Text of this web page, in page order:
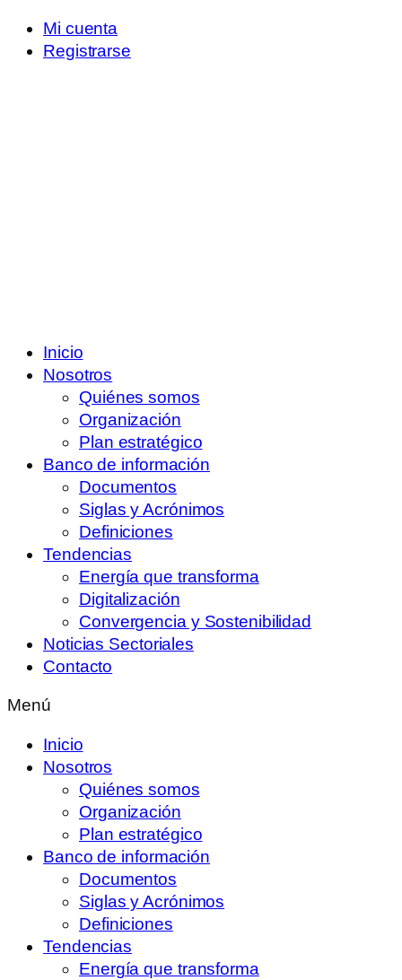
Mi cuenta
Registrarse
Inicio
Nosotros
Quiénes somos
Organización
Plan estratégico
Banco de información
Documentos
Siglas y Acrónimos
Definiciones
Tendencias
Energía que transforma
Digitalización
Convergencia y Sostenibilidad
Noticias Sectoriales
Contacto
Menú
Inicio
Nosotros
Quiénes somos
Organización
Plan estratégico
Banco de información
Documentos
Siglas y Acrónimos
Definiciones
Tendencias
Energía que transforma